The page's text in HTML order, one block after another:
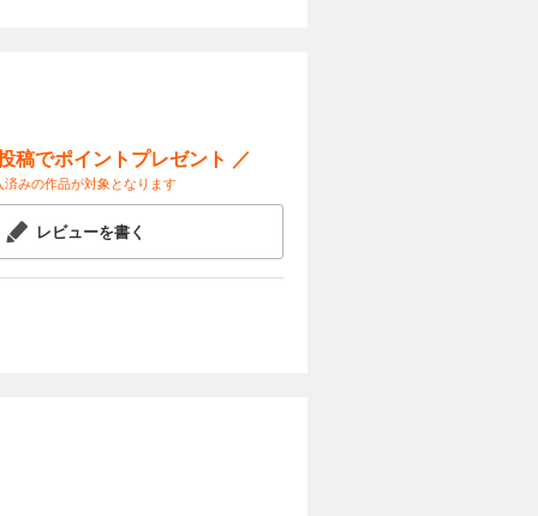
稿でポイントプレゼント ／
済みの作品が対象となります
レビューを書く